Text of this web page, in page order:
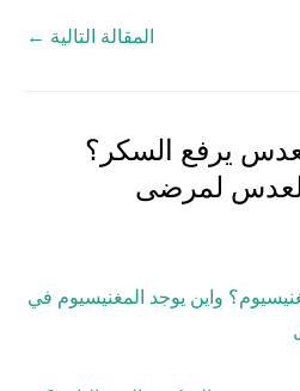
المقالة التالية ←
يرفع السكر؟
لمرضى
واين يوجد المغنيسيوم في